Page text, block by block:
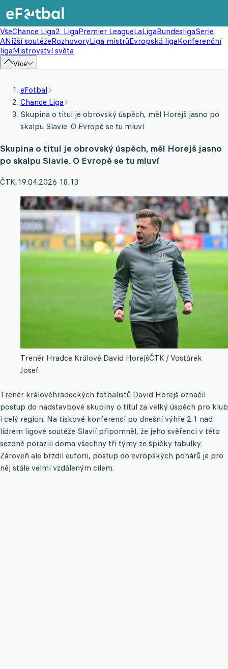
VšeChance Liga2. LigaPremier LeagueLaLigaBundesligaSerie
ANižší soutěžeRozhovoryLiga mistrůEvropská ligaKonferenční
ligaMistrovství světa
Více
eFotbal
Chance Liga
Skupina o titul je obrovský úspěch, měl Horejš jasno po
skalpu Slavie. O Evropě se tu mluví
Skupina o titul je obrovský úspěch, měl Horejš jasno
po skalpu Slavie. O Evropě se tu mluví
ČTK,19.04.2026 18:13
Trenér Hradce Králové David HorejšČTK / Vostárek
Josef
Trenér královéhradeckých fotbalistů David Horejš označil
postup do nadstavbové skupiny o titul za velký úspěch pro klub
i celý region. Na tiskové konferenci po dnešní výhře 2:1 nad
lídrem ligové soutěže Slavií připomněl, že jeho svěřenci v této
sezoně porazili doma všechny tři týmy ze špičky tabulky.
Zároveň ale brzdil euforii, postup do evropských pohárů je pro
něj stále velmi vzdáleným cílem.